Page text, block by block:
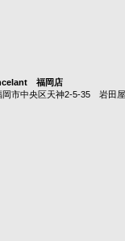
福岡店
市中央区天神2-5-35 岩田